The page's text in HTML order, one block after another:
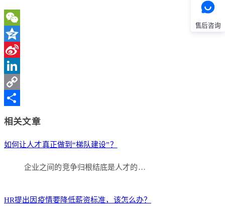
售后咨询
WeChat
Qzone
Sina
Weibo
LinkedIn
Copy
相关文章
如何让人才真正做到“梯队建设”？
企业之间的竞争归根结底是人才的…
HR提出因疫情要降低薪资标准，该怎么办？